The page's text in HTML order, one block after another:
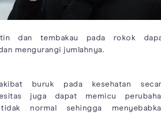
dan tembakau pada rokok
mengurangi jumlahnya.
buruk pada kesehatan
juga dapat memicu
normal sehingga